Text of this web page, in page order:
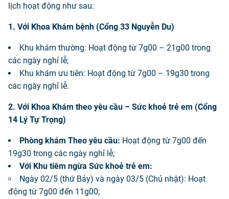
lịch hoạt động như sau:
1. Với Khoa Khám bệnh (Cổng 33 Nguyễn Du)
Khu khám thường: Hoạt động từ 7g00 – 21g00 trong
các ngày nghỉ lễ;
Khu khám ưu tiên: Hoạt động từ 7g00 – 19g30 trong
các ngày nghỉ lễ.
2. Với Khoa Khám theo yêu cầu – Sức khoẻ trẻ em (Cổng
14 Lý Tự Trọng)
Phòng khám Theo yêu cầu: Hoạt động từ 7g00 đến
19g30 trong các ngày nghỉ lễ;
Với Khu tiêm ngừa Sức khoẻ trẻ em:
Ngày 02/5 (thứ Bảy) và ngày 03/5 (Chủ nhật): Hoạt
động từ 7g00 đến 11g00;